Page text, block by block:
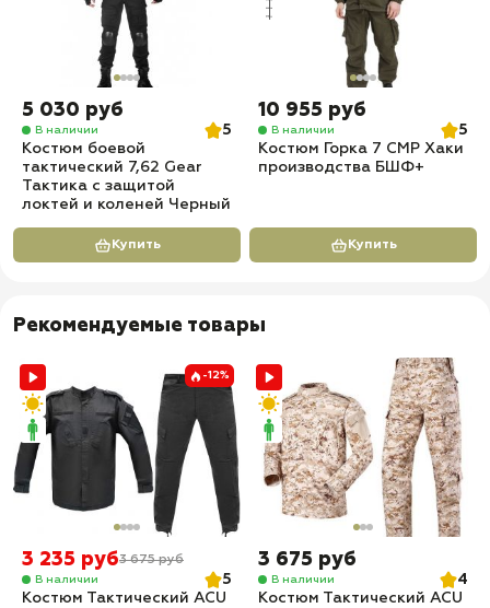
5 030 руб
В наличии
5
Костюм боевой
тактический 7,62 Gear
Тактика с защитой
локтей и коленей Черный
Купить
10 955 руб
В наличии
5
Костюм Горка 7 СМР Хаки
производства БШФ+
Купить
Рекомендуемые товары
-12%
3 235 руб3 675 руб
В наличии
5
Костюм Тактический ACU
3 675 руб
В наличии
4
Костюм Тактический ACU